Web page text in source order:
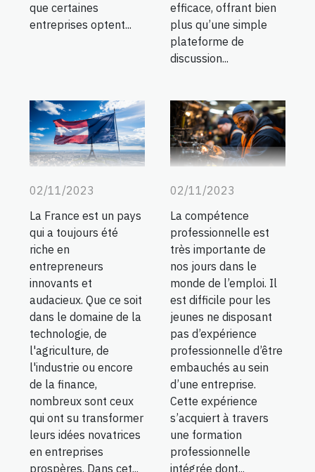
que certaines
entreprises optent...
efficace, offrant bien
plus qu’une simple
plateforme de
discussion...
02/11/2023
La France est un pays
qui a toujours été
riche en
entrepreneurs
innovants et
audacieux. Que ce soit
dans le domaine de la
technologie, de
l'agriculture, de
l'industrie ou encore
de la finance,
nombreux sont ceux
qui ont su transformer
leurs idées novatrices
en entreprises
prospères. Dans cet...
02/11/2023
La compétence
professionnelle est
très importante de
nos jours dans le
monde de l’emploi. Il
est difficile pour les
jeunes ne disposant
pas d’expérience
professionnelle d’être
embauchés au sein
d’une entreprise.
Cette expérience
s’acquiert à travers
une formation
professionnelle
intégrée dont...